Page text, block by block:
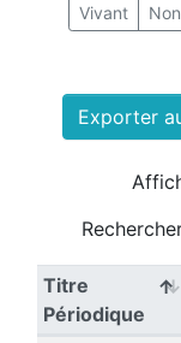
Vivant Non
Exporter
Titre
Périodique